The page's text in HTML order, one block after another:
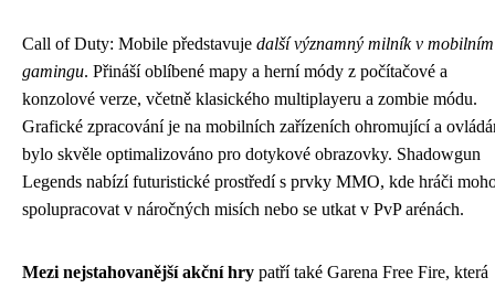
Call of Duty: Mobile představuje další významný milník v mobilním
gamingu. Přináší oblíbené mapy a herní módy z počítačové a
konzolové verze, včetně klasického multiplayeru a zombie módu.
Grafické zpracování je na mobilních zařízeních ohromující a
bylo skvěle optimalizováno pro dotykové obrazovky. Shadowgun
Legends nabízí futuristické prostředí s prvky MMO, kde hráči
spolupracovat v náročných misích nebo se utkat v PvP arénách.
Mezi nejstahovanější akční hry patří také Garena Free Fire, která